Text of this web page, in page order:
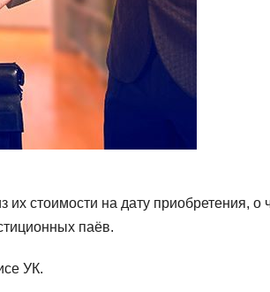
их стоимости на дату приобретения, о
паёв.
УК.